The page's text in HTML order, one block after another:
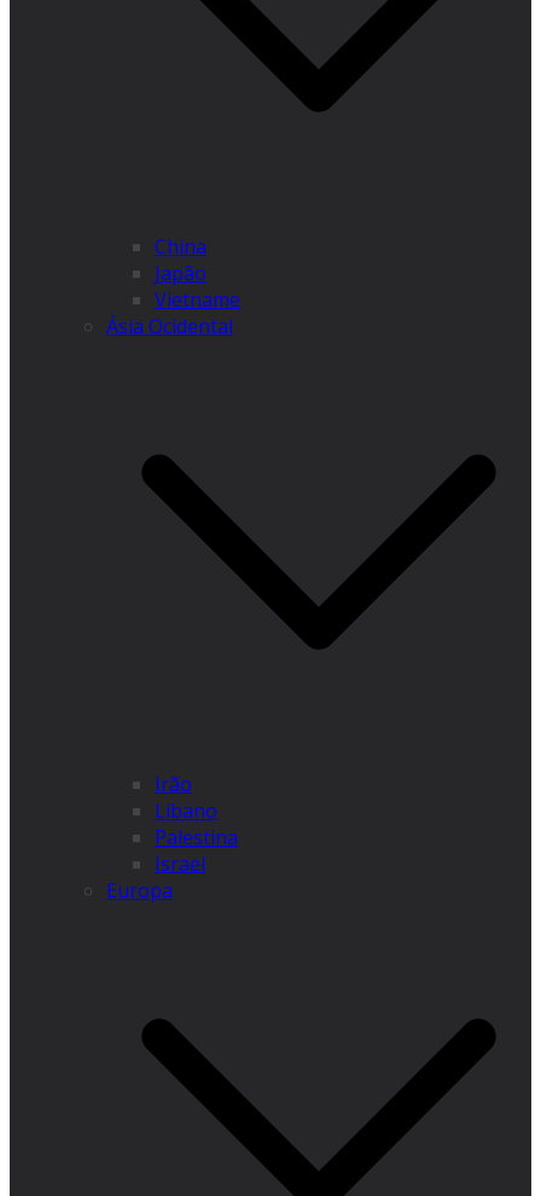
China
Japão
Vietname
Ásia Ocidental
Irão
Líbano
Palestina
Israel
Europa